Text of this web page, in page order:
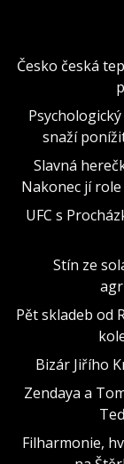
Česko česká
snaží
Slavná
Nakonec jí
UFC s
Stín ze
Pět skladeb od
Bizár Jiřího
Zendaya a
Filharmonie,